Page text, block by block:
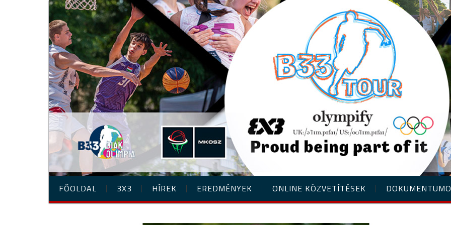
FŐOLDAL 3X3 HÍREK EREDMÉNYEK ONLINE KÖZVETÍTÉSEK